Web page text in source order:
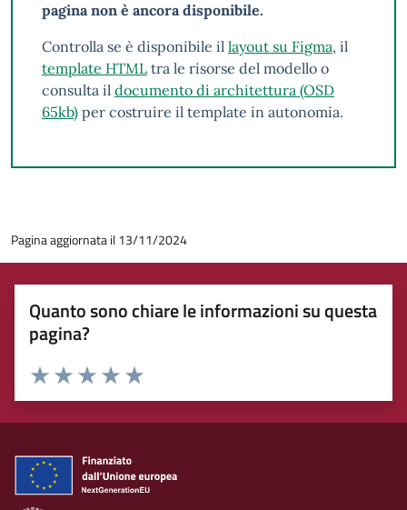
pagina non è ancora disponibile.
Controlla se è disponibile il layout su Figma, il
template HTML tra le risorse del modello o
consulta il documento di architettura (OSD
65kb) per costruire il template in autonomia.
Pagina aggiornata il 13/11/2024
Quanto sono chiare le informazioni su questa
pagina?
Rating:
Valuta 5 stelle su 5
Valuta 4 stelle su 5
Valuta 3 stelle su 5
Valuta 2 stelle su 5
Valuta 1 stelle su 5